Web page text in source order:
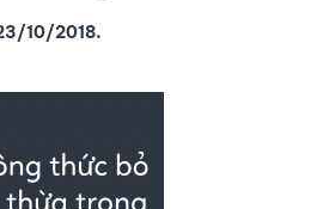
10/2018.